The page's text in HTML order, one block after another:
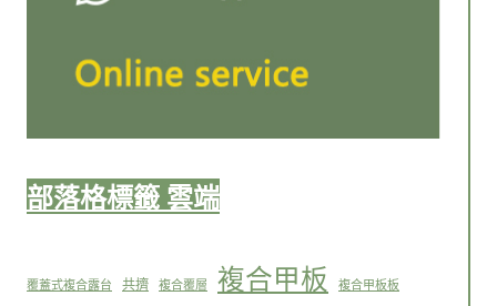
部落格標籤 雲端
覆蓋式複合露台 共擠 複合覆層 複合甲板 複合甲板板